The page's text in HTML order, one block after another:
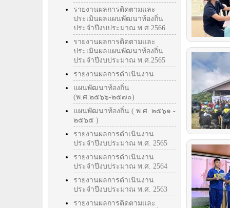
รายงานผลการติดตามและ
ประเมินผลแผนพัฒนาท้องถิ่น
ประจำปีงบประมาณ พ.ศ.2566
รายงานผลการติดตามและ
ประเมินผลแผนพัฒนาท้องถิ่น
ประจำปีงบประมาณ พ.ศ.2565
รายงานผลการดำเนินงาน
แผนพัฒนาท้องถิ่น
(พ.ศ.๒๕๖๖-๒๕๗๐)
แผนพัฒนาท้องถิ่น ( พ.ศ. ๒๕๖๑ -
๒๕๖๕ )
รายงานผลการดำเนินงาน
ประจำปีงบประมาณ พ.ศ. 2565
รายงานผลการดำเนินงาน
ประจำปีงบประมาณ พ.ศ. 2564
รายงานผลการดำเนินงาน
ประจำปีงบประมาณ พ.ศ. 2563
รายงานผลการติดตามและ